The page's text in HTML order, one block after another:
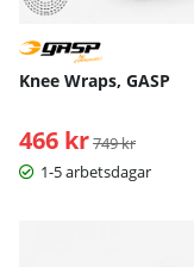
Knee Wraps, GASP
466 krOrdinarie pris:
749 kr
1-5 arbetsdagar